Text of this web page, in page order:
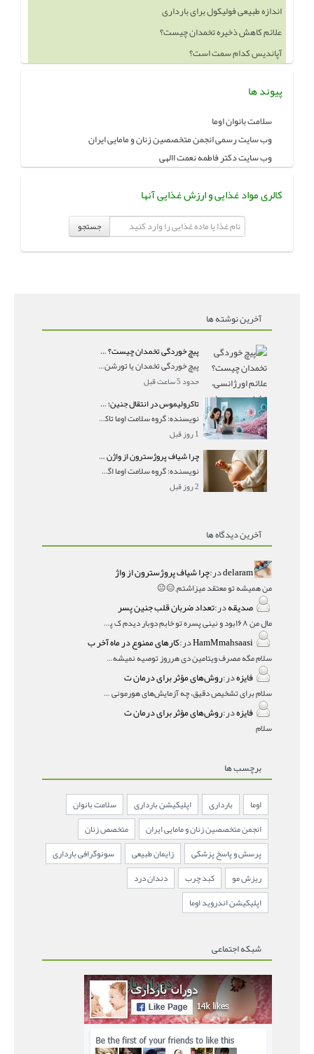
علائم کاهش ذخیره تخمدان چیست؟
آپاندیس کدام سمت است؟
خوردن چه چيزهايي باعث بزرگ شدن سينه ميشود
پیوند ها
سلامت بانوان اوما
وب سایت رسمی انجمن متخصصین زنان و مامایی ایران
وب سایت دکتر فاطمه نعمت االهی
کالری مواد غذایی و ارزش غذایی آنها
جستجو
آخرین نوشته ها
پیچ خوردگی تخمدان چیست؟ علائم اورژانسی، تشخیص و درمان تورشن تخمدان
پیچ خوردگی تخمدان یا تورشن تخمدان زمانی رخ می‌ده
حدود 5 ساعت قبل
تاکرولیموس در انتقال جنین؛ آیا شانس لانه‌گزینی را افزایش می‌دهد؟
نویسنده: گروه سلامت اوما تاکرولیموس در انتقال جنین
1 روز قبل
چرا شیاف پروژسترون از واژن بیرون می‌ریزد؟ میزان جذب و زمان صحیح مصرف
نویسنده: گروه سلامت اوما اگر بعد از گذاشتن شیاف پر
2 روز قبل
آخرین دیدگاه ها
delaramدر:چرا شیاف پروژسترون از واژ
من همیشه تو معتقد میزاشتم,,😑😐
صدیقهدر:تعداد ضربان قلب جنین پسر
مال من ۱۶۸بود و نینی پسره تو خابم دوبار دیدم ک پسره
HamMmahsaasiدر:کارهای ممنوع در ماه آخر ب
سلام مگه مصرف ویتامین دی هرروز توصیه نمیشه؟درمقاله میگه
فایزهدر:روش‌های مؤثر برای درمان ت
سلام برای تشخیص دقیق، چه آزمایش‌های هورمونی و چه سونوگر
فایزهدر:روش‌های مؤثر برای درمان ت
سلام
برچسب ها
اوما بارداری اپلیکیشن بارداری
سلامت بانوان
انجمن متخصصین زنان و مامایی ایران
متخصص زنان
پرسش و پاسخ پزشکی
زایمان طبیعی
سونوگرافی بارداری
ریزش مو
کبد چرب
دندان درد
اپلیکیشن اندروید اوما
شبکه اجتماعی